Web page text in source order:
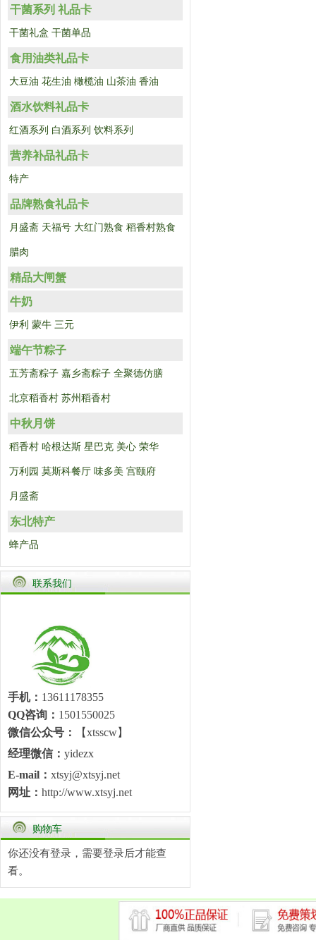
干菌系列 礼品卡
干菌礼盒 干菌单品
食用油类礼品卡
大豆油 花生油 橄榄油 山茶油 香油
酒水饮料礼品卡
红酒系列 白酒系列 饮料系列
营养补品礼品卡
特产
品牌熟食礼品卡
月盛斋 天福号 大红门熟食 稻香村熟食
腊肉
精品大闸蟹
牛奶
伊利 蒙牛 三元
端午节粽子
五芳斋粽子 嘉乡斋粽子 全聚德仿膳
北京稻香村 苏州稻香村
中秋月饼
稻香村 哈根达斯 星巴克 美心 荣华
万利园 莫斯科餐厅 味多美 宫颐府
月盛斋
东北特产
蜂产品
联系我们
手机： 13611178355
QQ咨询： 1501550025
微信公众号：
【xtsscw】
经理微信： yidezx
E-mail： xtsyj@xtsyj.net
网址： http://www.xtsyj.net
购物车
你还没有登录，需要登录后才能查
看。